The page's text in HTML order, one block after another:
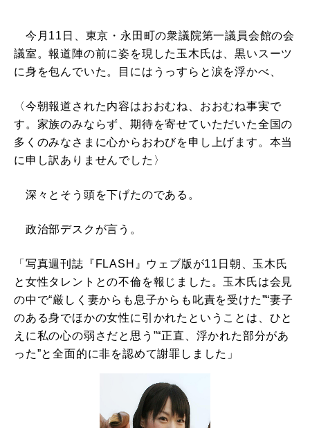
今月11日、東京・永田町の衆議院第一議員会館の会
議室。報道陣の前に姿を現した玉木氏は、黒いスーツ
に身を包んでいた。目にはうっすらと涙を浮かべ、
〈今朝報道された内容はおおむね、おおむね事実で
す。家族のみならず、期待を寄せていただいた全国の
多くのみなさまに心からおわびを申し上げます。本当
に申し訳ありませんでした〉
深々とそう頭を下げたのである。
政治部デスクが言う。
「写真週刊誌『FLASH』ウェブ版が11日朝、玉木氏
と女性タレントとの不倫を報じました。玉木氏は会見
の中で“厳しく妻からも息子からも叱責を受けた”“妻子
のある身でほかの女性に引かれたということは、ひと
えに私の心の弱さだと思う”“正直、浮かれた部分があ
った”と全面的に非を認めて謝罪しました」